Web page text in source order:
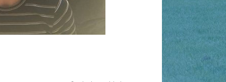
Juni 2023
März 2023